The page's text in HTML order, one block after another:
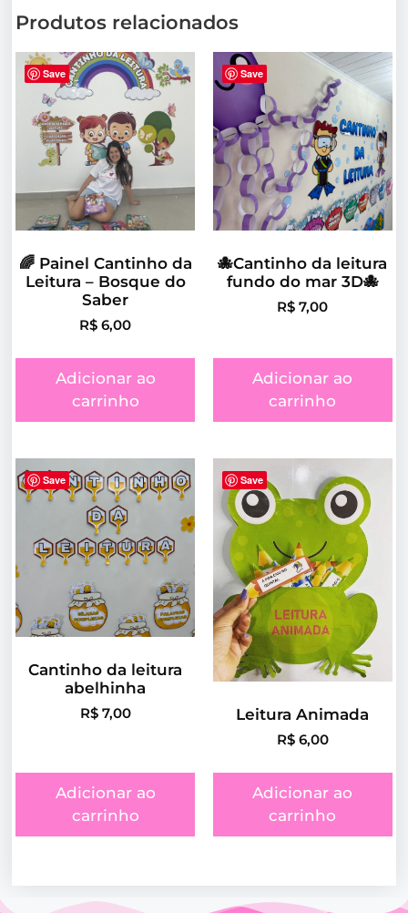
Produtos relacionados
Save
🌈 Painel Cantinho da
Leitura – Bosque do
Saber
R$ 6,00
Adicionar ao
carrinho
Save
🐙Cantinho da leitura
fundo do mar 3D🐙
R$ 7,00
Adicionar ao
carrinho
Save
Cantinho da leitura
abelhinha
R$7,00
Adicionar ao
carrinho
Save
Leitura Animada
R$6,00
Adicionar ao
carrinho